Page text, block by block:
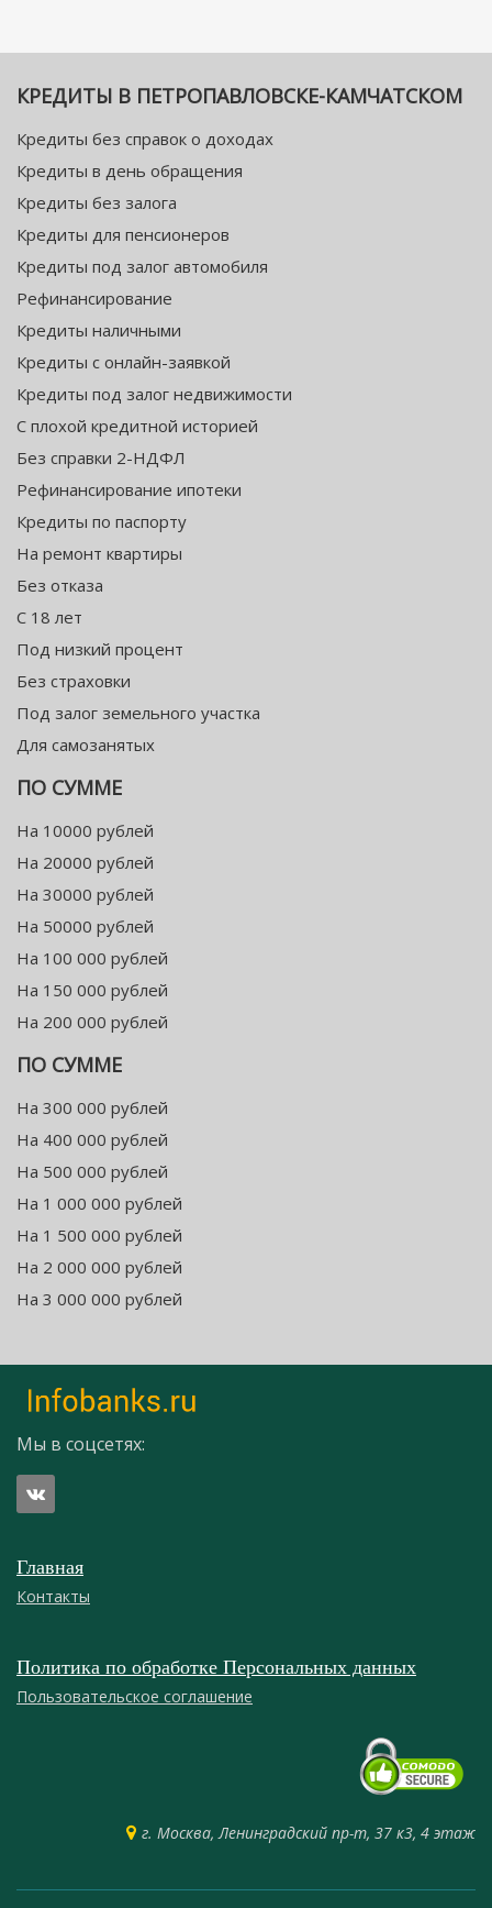
КРЕДИТЫ В ПЕТРОПАВЛОВСКЕ-КАМЧАТСКОМ
Кредиты без справок о доходах
Кредиты в день обращения
Кредиты без залога
Кредиты для пенсионеров
Кредиты под залог автомобиля
Рефинансирование
Кредиты наличными
Кредиты с онлайн-заявкой
Кредиты под залог недвижимости
С плохой кредитной историей
Без справки 2-НДФЛ
Рефинансирование ипотеки
Кредиты по паспорту
На ремонт квартиры
Без отказа
С 18 лет
Под низкий процент
Без страховки
Под залог земельного участка
Для самозанятых
ПО СУММЕ
На 10000 рублей
На 20000 рублей
На 30000 рублей
На 50000 рублей
На 100 000 рублей
На 150 000 рублей
На 200 000 рублей
ПО СУММЕ
На 300 000 рублей
На 400 000 рублей
На 500 000 рублей
На 1 000 000 рублей
На 1 500 000 рублей
На 2 000 000 рублей
На 3 000 000 рублей
Мы в соцсетях:
Главная
Контакты
Политика по обработке Персональных данных
Пользовательское соглашение
г. Москва, Ленинградский пр-т, 37 к3, 4 этаж